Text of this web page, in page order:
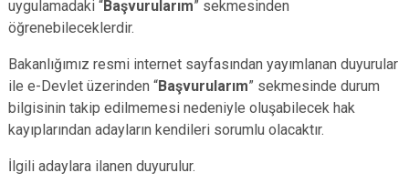
uygulamadaki “Başvurularım” sekmesinden
öğrenebileceklerdir.
Bakanlığımız resmi internet sayfasından yayımlanan duyurular
ile e-Devlet üzerinden “Başvurularım” sekmesinde durum
bilgisinin takip edilmemesi nedeniyle oluşabilecek hak
kayıplarından adayların kendileri sorumlu olacaktır.
İlgili adaylara ilanen duyurulur.